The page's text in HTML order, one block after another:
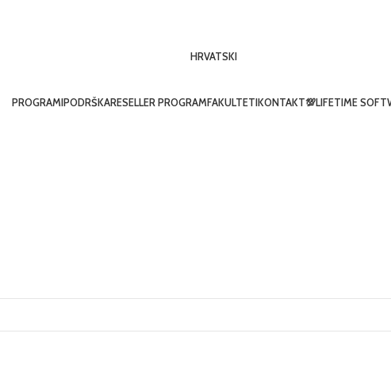
HRVATSKI
PROGRAMIPODRŠKARESELLER PROGRAMFAKULTETIKONTAKT💯LIFETIME